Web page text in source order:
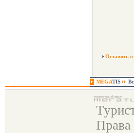
Оставить
MEGATIS